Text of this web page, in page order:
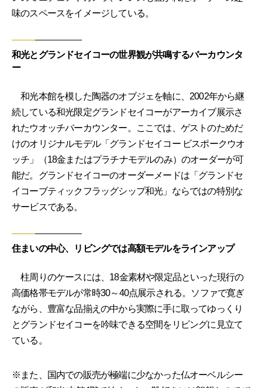
味のスペースをイメージしている。
和光とグランドセイコーの世界観が共鳴するバーカウンタ
ー
和光本館を模した陶器のオブジェを軸に、2002年から継
続している和光限定グランドセイコーがアーカイブ展示さ
れたウオッチバーカウンター。ここでは、ゲストのためだ
けのオリジナルモデル「グランドセイコー ビスポークウオ
ッチ」（18金またはプラチナモデルのみ）のオーダーが可
能だ。グランドセイコーのオーダーメードは「グランドセ
イコーブティックフラッグシップ和光」ならではの特別な
サービスである。
住まいの中心、リビングでは高額モデルをラインアップ
柱周りのケースには、18金素材や限定品といった現行の
高価格帯モデルが常時30～40点展示される。ソファで寛ぎ
ながら、豊富な品揃えの中から実際に手に取ってゆっくり
とグランドセイコーを吟味できる空間をリビングに見立て
ている。
※また、国内での販売が極端に少なかった仏オーベルシー